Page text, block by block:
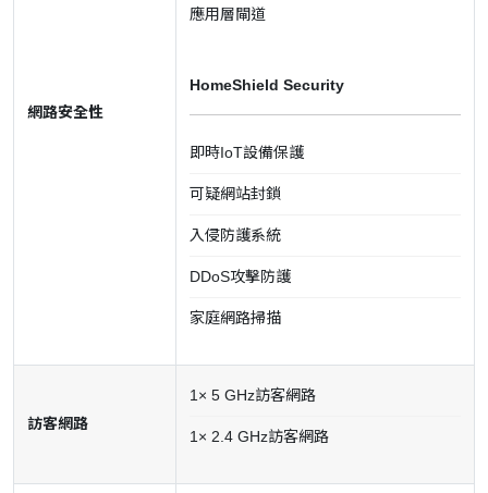
網路安全性
應用層閘道
HomeShield Security
即時IoT設備保護
可疑網站封鎖
入侵防護系統
DDoS攻擊防護
家庭網路掃描
訪客網路
1× 5 GHz訪客網路
1× 2.4 GHz訪客網路